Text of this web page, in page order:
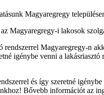
Magyaregregy
Magyaregregy-i lakosok
Magyaregregy-n
igénybe venni a
és így szeretné
Bővebb információt az